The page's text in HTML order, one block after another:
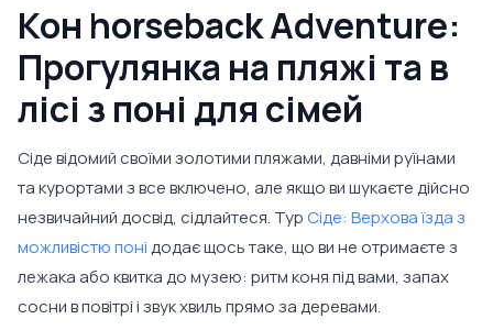
Кон horseback Adventure:
Прогулянка на пляжі та в
лісі з поні для сімей
Сіде відомий своїми золотими пляжами, давніми руїнами
та курортами з все включено, але якщо ви шукаєте дійсно
незвичайний досвід, сідлайтеся. ТурСіде: Верхова їзда з
можливістю понідодає щось таке, що ви не отримаєте з
лежака або квитка до музею: ритм коня під вами, запах
сосни в повітрі і звук хвиль прямо за деревами.